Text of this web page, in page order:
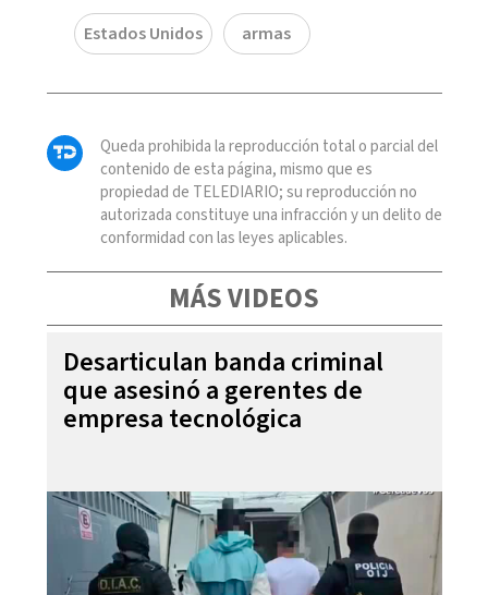
Estados Unidos armas
Queda prohibida la reproducción total o parcial del
contenido de esta página, mismo que es
propiedad de TELEDIARIO; su reproducción no
autorizada constituye una infracción y un delito de
conformidad con las leyes aplicables.
MÁS VIDEOS
Desarticulan banda criminal
que asesinó a gerentes de
empresa tecnológica